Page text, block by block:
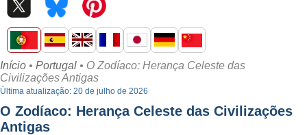
Início • Portugal • O Zodíaco: Herança Celeste das
Civilizações Antigas
Última atualização: 20 de julho de 2026
O Zodíaco: Herança Celeste das Civilizações
Antigas